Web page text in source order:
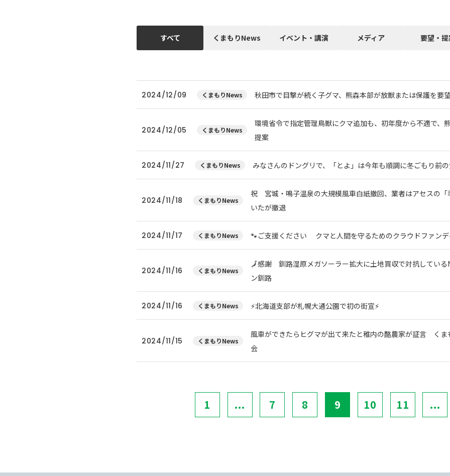
すべて くまもりNews イベント・講演 メディア 要望・
2024/12/09 くまもりNews 秋田市で目撃が続く子グマ、熊森本部が放獣または保護を要
2024/12/05 くまもりNews
環境省令で指定管理鳥獣にクマ追加も、初年度から不適で、
提案
2024/11/27 くまもりNews みなさんのドングリで、「とよ」は今年も順調に冬ごもり前
2024/11/18 くまもりNews
祝 宮城・鳴子温泉の大規模風車白紙撤回、業者はアセスの「
いたが撤退
2024/11/17 くまもりNews 🐾ご支援ください クマと人間を守るためのクラウドファンデ
2024/11/16 くまもりNews
🗾感謝 釧路湿原メガソーラー拡大に土地買収で対抗している
ン釧路
2024/11/16 くまもりNews ⚡北海道支部が札幌大通公園で初の街宣⚡
2024/11/15 くまもりNews
風車ができたらヒグマが出て来たと稚内の酪農家が証言 くま
会
1 ... 7 8 9 10 11 ...